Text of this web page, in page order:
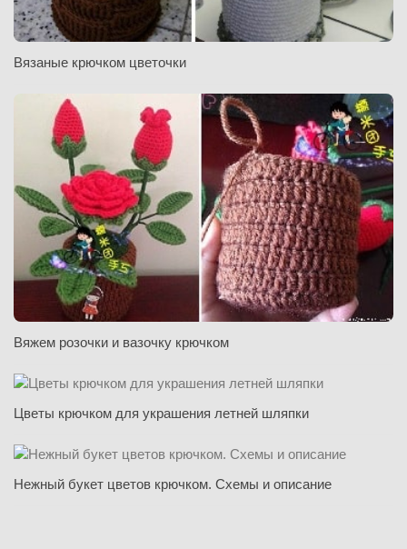
Вязаные крючком цветочки
Вяжем розочки и вазочку крючком
Цветы крючком для украшения летней шляпки
Нежный букет цветов крючком. Схемы и описание